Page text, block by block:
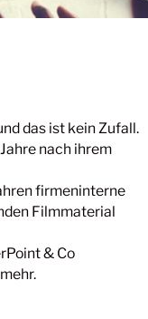
das ist kein Zufall.
nach ihrem
firmeninterne
Filmmaterial
& Co